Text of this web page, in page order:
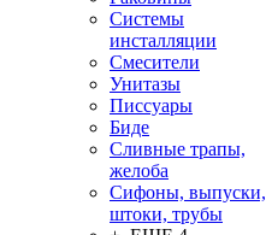
Системы
инсталляции
Смесители
Унитазы
Писсуары
Биде
Сливные трапы,
желоба
Сифоны, выпуски,
штоки, трубы